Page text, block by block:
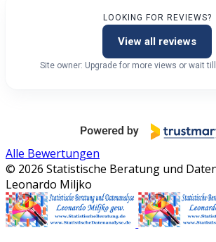
LOOKING FOR REVIEWS?
View all reviews
Site owner: Upgrade for more views or wait
Alle Bewertungen
© 2026 Statistische Beratung und
Leonardo Miljko